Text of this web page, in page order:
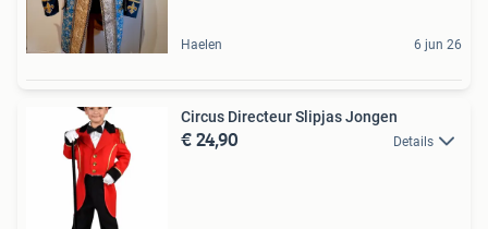
Haelen 6 jun 26
Circus Directeur Slipjas Jongen
€ 24,90 Details